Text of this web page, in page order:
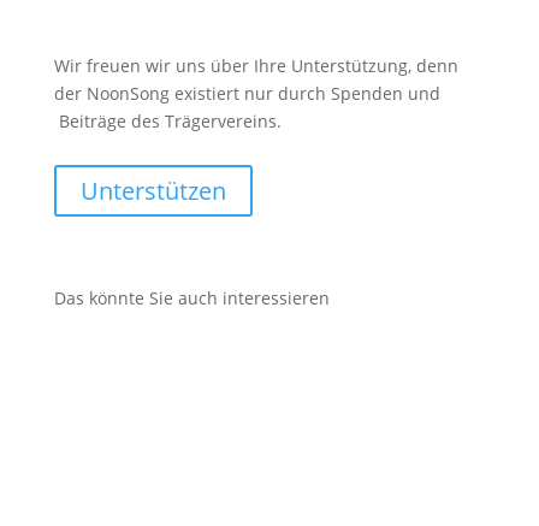
Wir freuen wir uns über Ihre Unterstützung, denn
der NoonSong existiert nur durch Spenden und
Beiträge des Trägervereins.
Unterstützen
Das könnte Sie auch interessieren